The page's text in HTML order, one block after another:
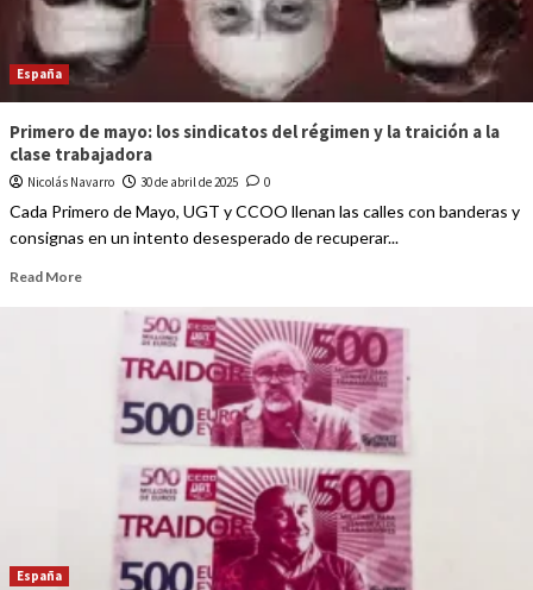
España
Primero de mayo: los sindicatos del régimen y la traición a la
clase trabajadora
Nicolás Navarro 30 de abril de 2025 0
Cada Primero de Mayo, UGT y CCOO llenan las calles con banderas y
consignas en un intento desesperado de recuperar...
Read More
España